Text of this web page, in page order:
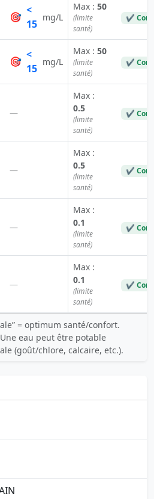
🎯
<
15
mg/L
Max : 50
(limite
santé)
✔
🎯
<
15
mg/L
Max : 50
(limite
santé)
✔
—
Max :
0.5
(limite
santé)
✔
—
Max :
0.5
(limite
santé)
✔
—
Max :
0.1
(limite
santé)
✔
—
Max :
0.1
(limite
santé)
✔
= optimum santé/confort.
eau peut être potable
(goût/chlore, calcaire, etc.).